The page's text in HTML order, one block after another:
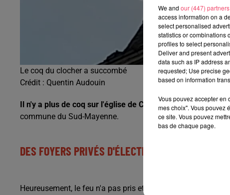
Le coq du clocher a succombé
Crédit : Quentin Audouin
Il n'y a plus de coq sur l'église de Coudray. Vers 6h23, la
commune du Sud-Mayenne.
DES FOYERS PRIVÉS D'ÉLECTRICITÉ
Heureusement, le feu n'a pas pris et les dégâts causés
We and our (447) partners
access information on a
select personalised
statistics or combinations
profiles to select
Deliver and present
data such as IP address
requested; Use precise
based on information
Vous pouvez accepter en
mes choix". Vous pouvez
ce site. Vous pouvez
bas de chaque page.